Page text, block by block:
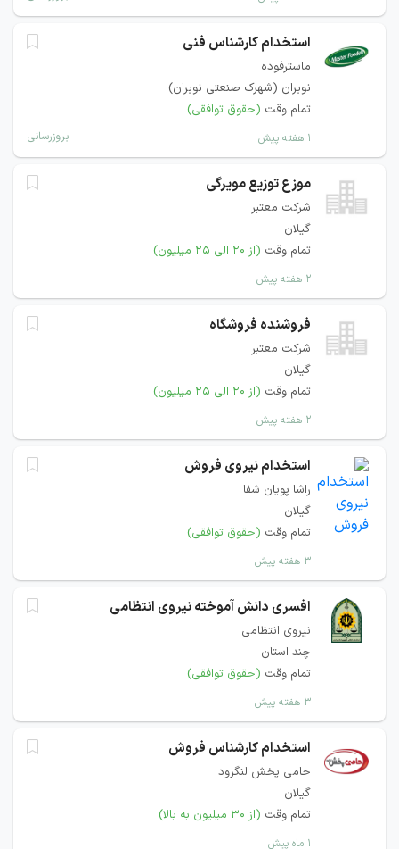
استخدام کارشناس فنی
ماسترفوده
نوبران (شهرک صنعتی نوبران)
تمام وقت (حقوق توافقی)
۱ هفته پیش بروزرسانی
موزع توزیع مویرگی
شرکت معتبر
گیلان
تمام وقت (از ۲۰ الی ۲۵ میلیون)
۲ هفته پیش
فروشنده فروشگاه
شرکت معتبر
گیلان
تمام وقت (از ۲۰ الی ۲۵ میلیون)
۲ هفته پیش
استخدام نیروی فروش
راشا پویان شفا
گیلان
تمام وقت (حقوق توافقی)
۳ هفته پیش
افسری دانش آموخته نیروی انتظامی
نیروی انتظامی
چند استان
تمام وقت (حقوق توافقی)
۳ هفته پیش
استخدام کارشناس فروش
حامی پخش لنگرود
گیلان
تمام وقت (از ۳۰ میلیون به بالا)
۱ ماه پیش